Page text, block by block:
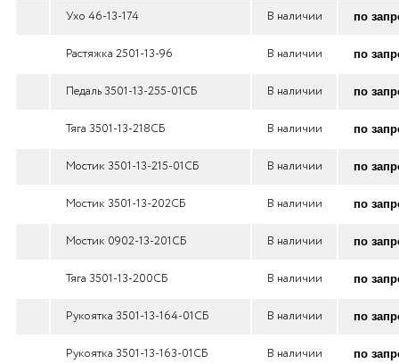
Ухо 46-13-174 В наличии по
Растяжка 2501-13-96 В наличии по
Педаль 3501-13-255-01СБ В наличии по
Тяга 3501-13-218СБ В наличии по
Мостик 3501-13-215-01СБ В наличии по
Мостик 3501-13-202СБ В наличии по
Мостик 0902-13-201СБ В наличии по
Тяга 3501-13-200СБ В наличии по
Рукоятка 3501-13-164-01СБ В наличии по
Рукоятка 3501-13-163-01СБ В наличии по